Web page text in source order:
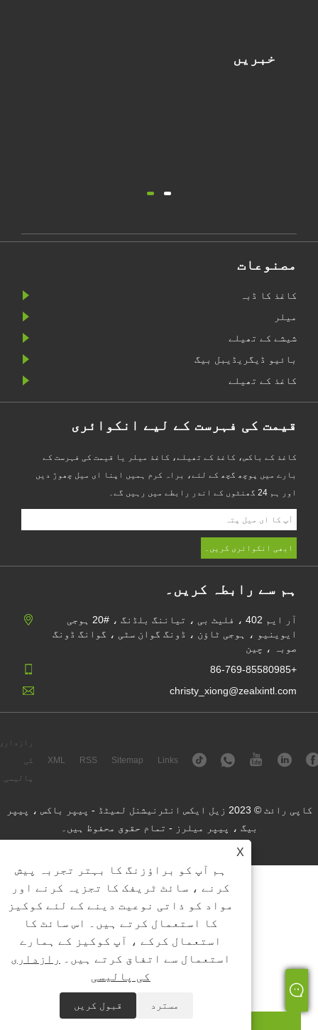
ہم آپ کو براؤزنگ کا بہتر تجربہ پیش
کرنے ، سائٹ ٹریفک کا تجزیہ کرنے اور
مواد کو ذاتی نوعیت دینے کے لئے کوکیز
کا استعمال کرتے ہیں۔ اس سائٹ کا
استعمال کرکے ، آپ کوکیز کے ہمارے
استعمال سے اتفاق کرتے ہیں۔
رازداری
کی پالیسی
مسترد قبول کریں
خبریں
مصنوعات
کاغذ کا ڈبہ
میلر
شیشے کے تھیلے
بائیو ڈیگریڈیبل بیگ
کاغذ کے تھیلے
قیمت کی فہرست کے لیے انکوائری
کاغذ کے باکس، کاغذ کے تھیلے، کاغذ میلر یا قیمت کی فہرست کے
بارے میں پوچھ گچھ کے لئے، براہ کرم ہمیں اپنا ای میل چھوڑ دیں
اور ہم 24 گھنٹوں کے اندر رابطے میں رہیں گے۔
ہم سے رابطہ کریں۔
آر ایم 402 ، فلیٹ بی ، تیاننگ بلڈنگ ، #20 ہوجی
ایوینیو ، ہوجی ٹاؤن ، ڈونگ گوان سٹی ، گوانگ ڈونگ
صوبہ ، چین
christy_xiong@zealxintl.com
Links
Sitemap
RSS
XML
رازداری
کی
پالیسی
کاپی رائٹ © 2023 زیل ایکس انٹرنیشنل لمیٹڈ - پیپر باکس ، پیپر
بیگ ، پیپر میلرز - تمام حقوق محفوظ ہیں۔